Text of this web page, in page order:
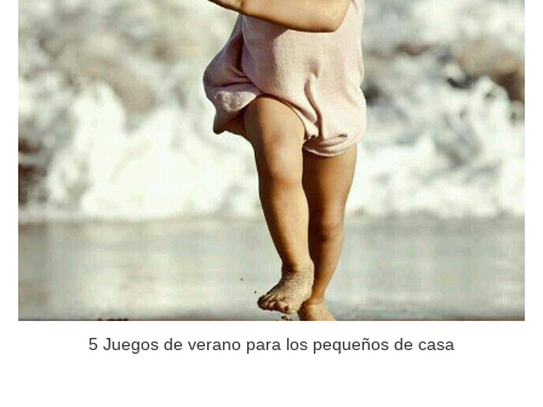
5 Juegos de verano para los pequeños de casa